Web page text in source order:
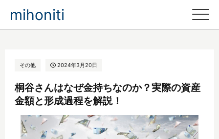
mihoniti
その他 2024年3月20日
桐谷さんはなぜ金持ちなのか？実際の資産
金額と形成過程を解説！